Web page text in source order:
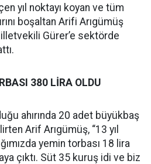
yıl noktayı koyan ve tüm
boşaltan Arifi Arıgümüş
Gürer’e sektörde
380 LİRA OLDU
ahırında 20 adet büyükbaş
Arif Arıgümüş, “13 yıl
yemin torbası 18 lira
çıktı. Süt 35 kuruş idi ve biz